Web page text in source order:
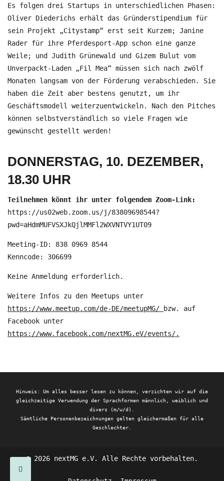
Es folgen drei Startups in unterschiedlichen Phasen:
Oliver Diederichs erhält das Gründerstipendium für
sein Projekt „Citystamp“ erst seit Kurzem; Janine
Rader für ihre Pferdesport-App schon eine ganze
Weile; und Judith Grünewald und Gizem Bulut vom
Unverpackt-Laden „Fil Mea“ müssen sich nach zwölf
Monaten langsam von der Förderung verabschieden. Sie
haben die Zeit aber bestens genutzt, um ihr
Geschäftsmodell weiterzuentwickeln. Nach den Pitches
können selbstverständlich so viele Fragen wie
gewünscht gestellt werden!
DONNERSTAG, 10. DEZEMBER,
18.30 UHR
Teilnehmen könnt ihr unter folgendem Zoom-Link:
https://us02web.zoom.us/j/83809698544?
pwd=aHdmMUFVSXJkQjlMMFl2WXVNTVY1UT09
Meeting-ID: 838 0969 8544
Kenncode: 306699
Keine Anmeldung erforderlich.
Weitere Infos zu den Meetups unter
https://www.meetup.com/de-DE/meetupMG/
bzw. auf
Facebook unter
https://www.facebook.com/nextMG.eV/events/.
Hinweis: Um alles besser lesen zu können, verzichten wir auf die
gleichzeitige Verwendung der Sprachformen männlich, weiblich und
divers (m/w/d).
Sämtliche Personenbezeichnungen gelten gleichermaßen für alle
Geschlechter.
© 2026 nextMG e.V. Alle Rechte vorbehalten.